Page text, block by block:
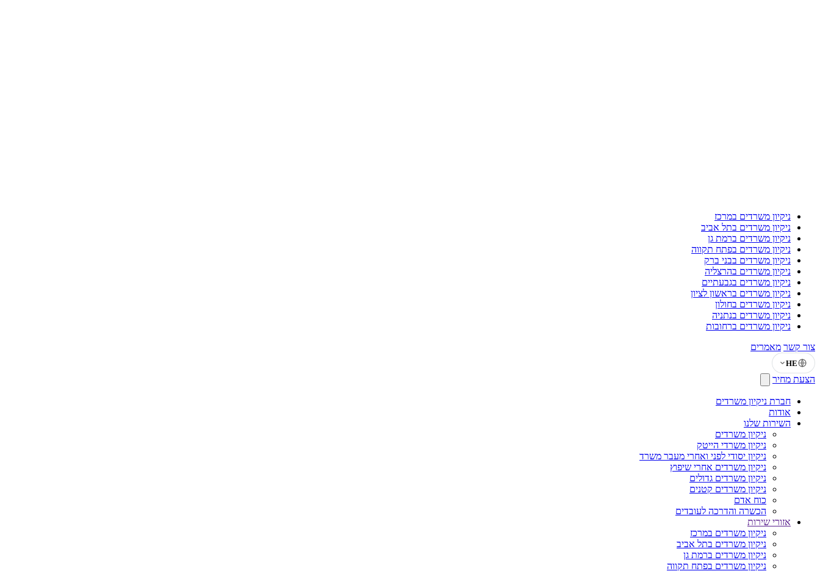
ניקיון משרדים במרכז
ניקיון משרדים בתל אביב
ניקיון משרדים ברמת גן
ניקיון משרדים בפתח תקווה
ניקיון משרדים בבני ברק
ניקיון משרדים בהרצליה
ניקיון משרדים בגבעתיים
ניקיון משרדים בראשון לציון
ניקיון משרדים בחולון
ניקיון משרדים בנתניה
ניקיון משרדים ברחובות
צור קשר מאמרים
HE
הצעת מחיר
חברת ניקיון משרדים
אודות
השירות שלנו
ניקיון משרדים
ניקיון משרדי הייטק
ניקיון יסודי לפני ואחרי מעבר משרד
ניקיון משרדים אחרי שיפוץ
ניקיון משרדים גדולים
ניקיון משרדים קטנים
כוח אדם
הכשרה והדרכה לעובדים
אזורי שירות
ניקיון משרדים במרכז
ניקיון משרדים בתל אביב
ניקיון משרדים ברמת גן
ניקיון משרדים בפתח תקווה